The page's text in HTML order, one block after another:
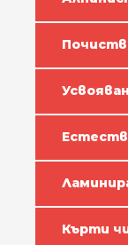
Кърти